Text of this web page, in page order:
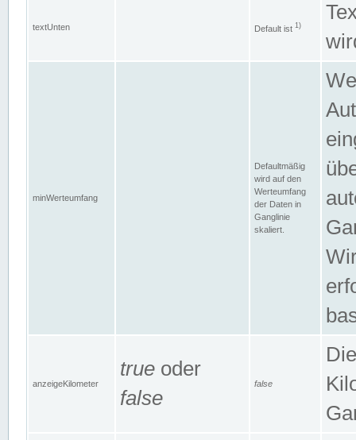
textUnten Default ist 1)
minWerteumfang
Defaultmäßig
wird auf den
Werteumfang
der Daten in
Ganglinie
skaliert.
anzeigeKilometer
true oder
false
false